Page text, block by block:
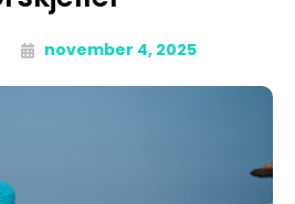
november 4, 2025